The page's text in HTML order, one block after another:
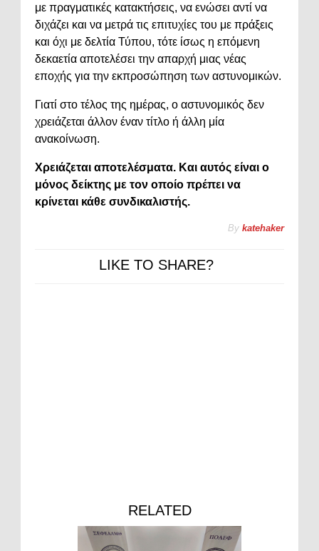
με πραγματικές κατακτήσεις, να ενώσει αντί να
διχάζει και να μετρά τις επιτυχίες του με πράξεις
και όχι με δελτία Τύπου, τότε ίσως η επόμενη
δεκαετία αποτελέσει την απαρχή μιας νέας
εποχής για την εκπροσώπηση των αστυνομικών.
Γιατί στο τέλος της ημέρας, ο αστυνομικός δεν
χρειάζεται άλλον έναν τίτλο ή άλλη μία
ανακοίνωση.
Χρειάζεται αποτελέσματα. Και αυτός είναι ο
μόνος δείκτης με τον οποίο πρέπει να
κρίνεται κάθε συνδικαλιστής.
By katehaker
LIKE TO SHARE?
RELATED